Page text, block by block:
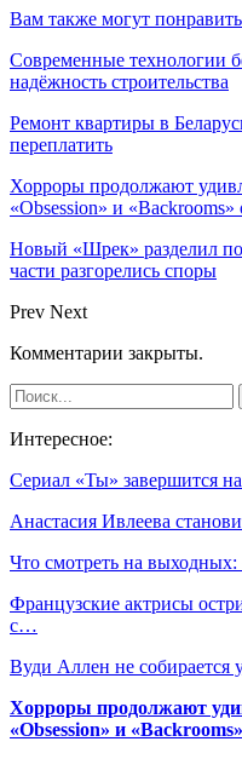
Вам также могут
Современные технологии
надёжность строительства
Ремонт квартиры в
переплатить
Хорроры продолжают
«Obsession» и
Новый «Шрек» разделил
части разгорелись споры
Prev Next
Комментарии закрыты.
Интересное:
Сериал «Ты» завершится
Анастасия Ивлеева
Что смотреть на
Французские актрисы
с…
Вуди Аллен не собирается
Хорроры продолжают
«Obsession» и